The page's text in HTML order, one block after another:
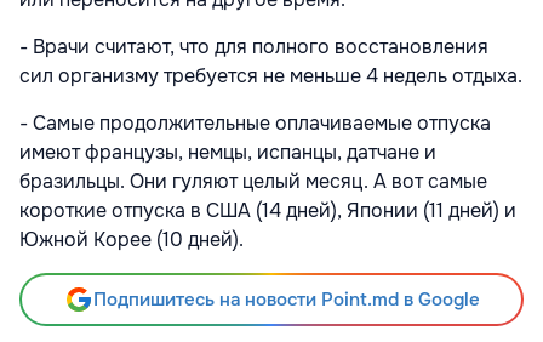
- Врачи считают, что для полного восстановления
сил организму требуется не меньше 4 недель отдыха.
- Самые продолжительные оплачиваемые отпуска
имеют французы, немцы, испанцы, датчане и
бразильцы. Они гуляют целый месяц. А вот самые
короткие отпуска в США (14 дней), Японии (11 дней) и
Южной Корее (10 дней).
Подпишитесь на новости Point.md в Google